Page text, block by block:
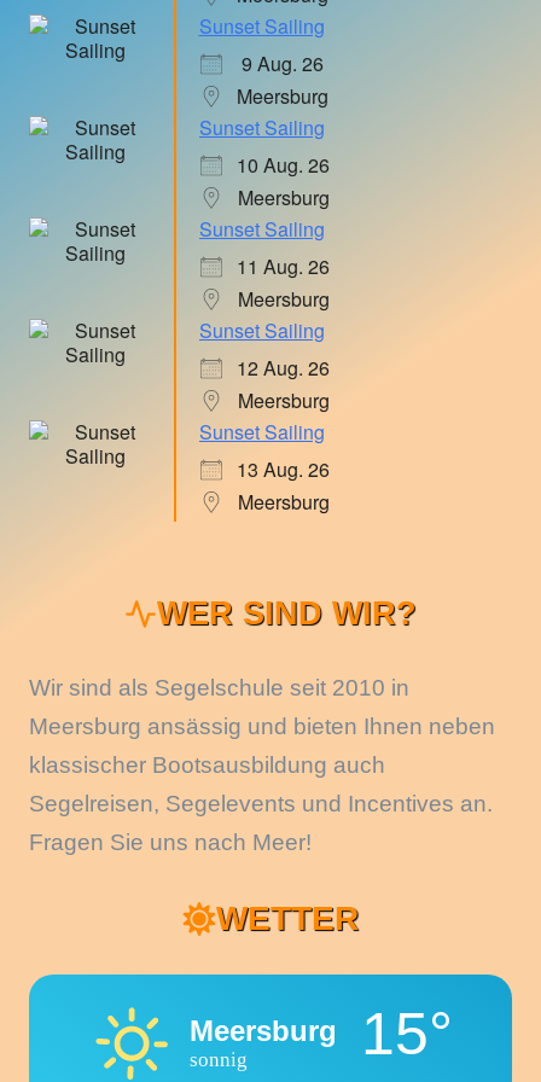
Sunset Sailing
9 Aug. 26
Meersburg
Sunset Sailing
10 Aug. 26
Meersburg
Sunset Sailing
11 Aug. 26
Meersburg
Sunset Sailing
12 Aug. 26
Meersburg
Sunset Sailing
13 Aug. 26
Meersburg
WER SIND WIR?
Wir sind als Segelschule seit 2010 in
Meersburg ansässig und bieten Ihnen neben
klassischer Bootsausbildung auch
Segelreisen, Segelevents und Incentives an.
Fragen Sie uns nach Meer!
WETTER
Meersburg
sonnig 15°